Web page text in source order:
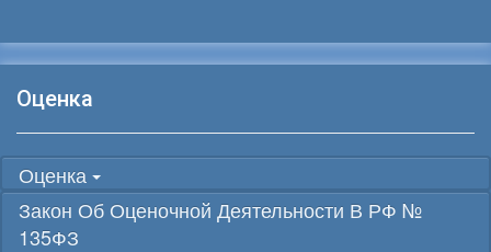
Оценка
Оценка
Закон Об Оценочной Деятельности В РФ №
135ФЗ